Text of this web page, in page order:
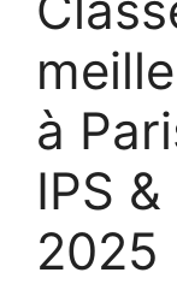
à
IPS
2025